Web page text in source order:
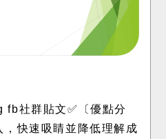
社群貼文✅〔優點分
快速吸睛並降低理解成